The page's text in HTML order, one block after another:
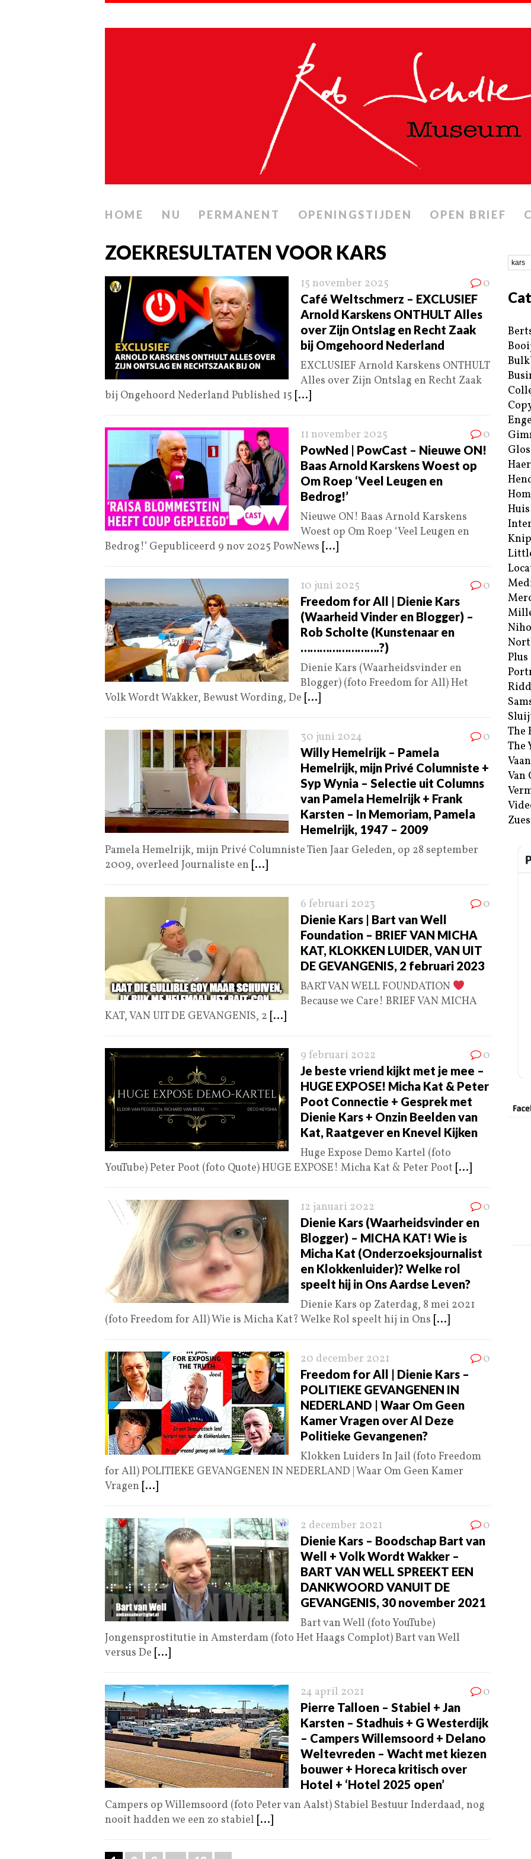
HOME NU PERMANENT OPENINGSTIJDEN OPEN BRIEF
ZOEKRESULTATEN VOOR KARS
15 november 2025 0
Café Weltschmerz – EXCLUSIEF
Arnold Karskens ONTHULT Alles
over Zijn Ontslag en Recht Zaak
bij Omgehoord Nederland
EXCLUSIEF Arnold Karskens ONTHULT
Alles over Zijn Ontslag en Recht Zaak
bij Ongehoord Nederland Published 15 [...]
11 november 2025 0
PowNed | PowCast – Nieuwe ON!
Baas Arnold Karskens Woest op
Om Roep ‘Veel Leugen en
Bedrog!’
Nieuwe ON! Baas Arnold Karskens
Woest op Om Roep ‘Veel Leugen en
Bedrog!’ Gepubliceerd 9 nov 2025 PowNews [...]
10 juni 2025 0
Freedom for All | Dienie Kars
(Waarheid Vinder en Blogger) –
Rob Scholte (Kunstenaar en
…………………….?)
Dienie Kars (Waarheidsvinder en
Blogger) (foto Freedom for All) Het
Volk Wordt Wakker, Bewust Wording, De [...]
30 juni 2024 0
Willy Hemelrijk – Pamela
Hemelrijk, mijn Privé Columniste +
Syp Wynia – Selectie uit Columns
van Pamela Hemelrijk + Frank
Karsten – In Memoriam, Pamela
Hemelrijk, 1947 – 2009
Pamela Hemelrijk, mijn Privé Columniste Tien Jaar Geleden, op 28 september
2009, overleed Journaliste en [...]
6 februari 2023 0
Dienie Kars | Bart van Well
Foundation – BRIEF VAN MICHA
KAT, KLOKKEN LUIDER, VAN UIT
DE GEVANGENIS, 2 februari 2023
BART VAN WELL FOUNDATION
Because we Care! BRIEF VAN MICHA
KAT, VAN UIT DE GEVANGENIS, 2 [...]
9 februari 2022 0
Je beste vriend kijkt met je mee –
HUGE EXPOSE! Micha Kat & Peter
Poot Connectie + Gesprek met
Dienie Kars + Onzin Beelden van
Kat, Raatgever en Knevel Kijken
Huge Expose Demo Kartel (foto
YouTube) Peter Poot (foto Quote) HUGE EXPOSE! Micha Kat & Peter Poot [...]
12 januari 2022 0
Dienie Kars (Waarheidsvinder en
Blogger) – MICHA KAT! Wie is
Micha Kat (Onderzoeksjournalist
en Klokkenluider)? Welke rol
speelt hij in Ons Aardse Leven?
Dienie Kars op Zaterdag, 8 mei 2021
(foto Freedom for All) Wie is Micha Kat? Welke Rol speelt hij in Ons [...]
20 december 2021 0
Freedom for All | Dienie Kars –
POLITIEKE GEVANGENEN IN
NEDERLAND | Waar Om Geen
Kamer Vragen over Al Deze
Politieke Gevangenen?
Klokken Luiders In Jail (foto Freedom
for All) POLITIEKE GEVANGENEN IN NEDERLAND | Waar Om Geen Kamer
Vragen [...]
2 december 2021 0
Dienie Kars – Boodschap Bart van
Well + Volk Wordt Wakker –
BART VAN WELL SPREEKT EEN
DANKWOORD VANUIT DE
GEVANGENIS, 30 november 2021
Bart van Well (foto YouTube)
Jongensprostitutie in Amsterdam (foto Het Haags Complot) Bart van Well
versus De [...]
24 april 2021 0
Pierre Talloen – Stabiel + Jan
Karsten – Stadhuis + G Westerdijk
– Campers Willemsoord + Delano
Weltevreden – Wacht met kiezen
bouwer + Horeca kritisch over
Hotel + ‘Hotel 2025 open’
Campers op Willemsoord (foto Peter van Aalst) Stabiel Bestuur Inderdaad, nog
nooit hadden we een zo stabiel [...]
Plus
The
The
Van